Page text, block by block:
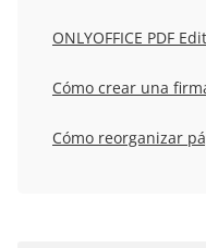
ONLYOFFICE PDF
Cómo crear una
Cómo reorganizar